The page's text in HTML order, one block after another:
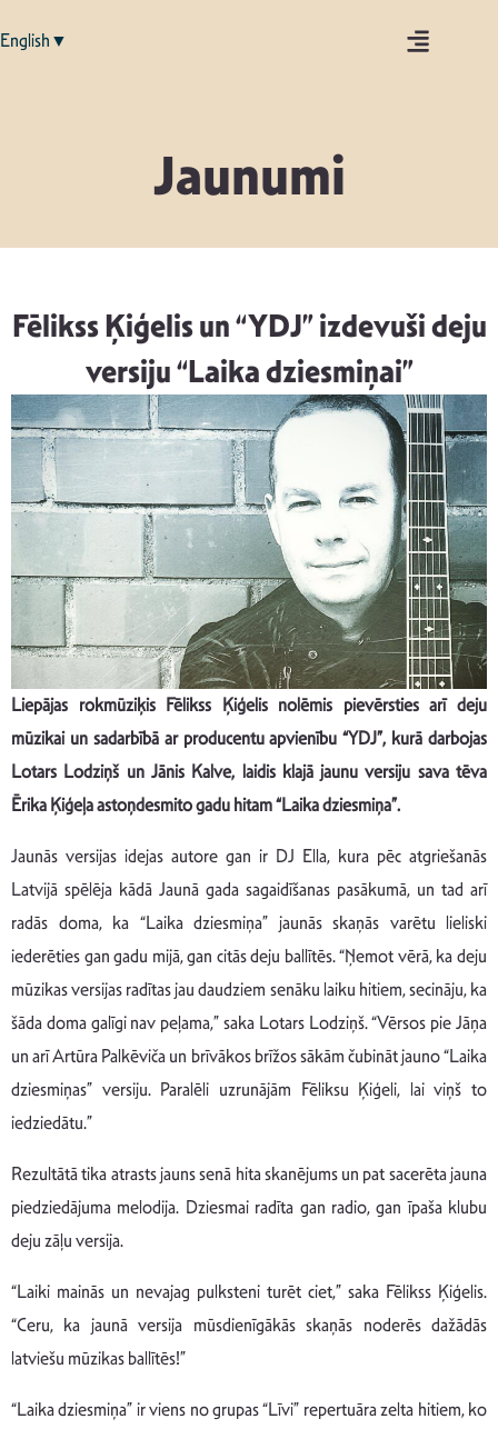
English▼
Jaunumi
Fēlikss Ķiģelis un “YDJ” izdevuši deju
versiju “Laika dziesmiņai”
Liepājas rokmūziķis Fēlikss Ķiģelis nolēmis pievērsties arī deju
mūzikai un sadarbībā ar producentu apvienību “YDJ”, kurā darbojas
Lotars Lodziņš un Jānis Kalve, laidis klajā jaunu versiju sava tēva
Ērika Ķiģeļa astoņdesmito gadu hitam “Laika dziesmiņa”.
Jaunās versijas idejas autore gan ir DJ Ella, kura pēc atgriešanās
Latvijā spēlēja kādā Jaunā gada sagaidīšanas pasākumā, un tad arī
radās doma, ka “Laika dziesmiņa” jaunās skaņās varētu lieliski
iederēties gan gadu mijā, gan citās deju ballītēs. “Ņemot vērā, ka deju
mūzikas versijas radītas jau daudziem senāku laiku hitiem, secināju, ka
šāda doma galīgi nav peļama,” saka Lotars Lodziņš. “Vērsos pie Jāņa
un arī Artūra Palkēviča un brīvākos brīžos sākām čubināt jauno “Laika
dziesmiņas” versiju. Paralēli uzrunājām Fēliksu Ķiģeli, lai viņš to
iedziedātu.”
Rezultātā tika atrasts jauns senā hita skanējums un pat sacerēta jauna
piedziedājuma melodija. Dziesmai radīta gan radio, gan īpaša klubu
deju zāļu versija.
“Laiki mainās un nevajag pulksteni turēt ciet,” saka Fēlikss Ķiģelis.
“Ceru, ka jaunā versija mūsdienīgākās skaņās noderēs dažādās
latviešu mūzikas ballītēs!”
“Laika dziesmiņa” ir viens no grupas “Līvi” repertuāra zelta hitiem, ko